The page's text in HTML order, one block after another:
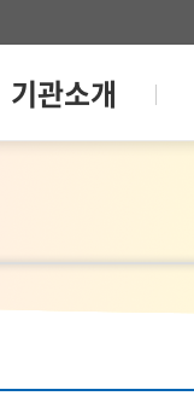
기관소개